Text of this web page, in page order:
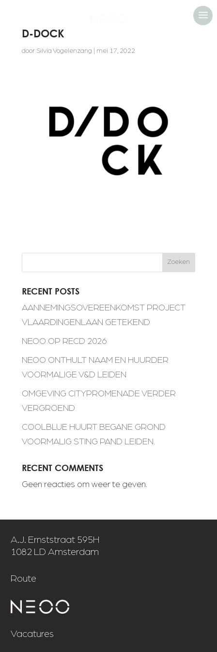
a
D-DOCK
door Silvia Vogelenzang mei 17, 2022
Zoeken
RECENT POSTS
AANNEMINGSOVEREENKOMST PROJECT
VLAARDINGENLAAN GETEKEND
NEOO OP RECD 2026
NEOO ONTHULT NAAM EN HUURDER
VOORMALIGE V&D LEIDEN
OMGEVING CITYPROMENADE VERDER
VERGROEND
COOLBLUE HUURT BEGANE GROND
VOORMALIG STING PAND LEIDEN.
RECENT COMMENTS
Geen reacties om weer te geven.
A.J. Ernststraat 595H
1082 LD Amsterdam
Route
Vacatures